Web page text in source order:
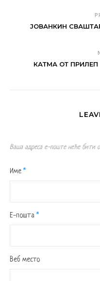
ЈОВАНКИН
КАТМА ОТ
Ваша адреса е-поште неће бити
Име *
Е-пошта *
Веб место